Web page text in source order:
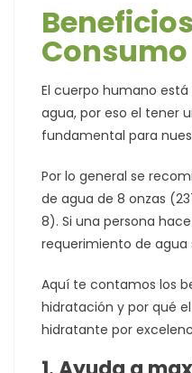
El cuerpo humano
agua, por eso el tener
fundamental para
Por lo general se
de agua de 8 onzas
8). Si una persona
requerimiento de agua
Aquí te contamos los
hidratación y por qué
hidratante por